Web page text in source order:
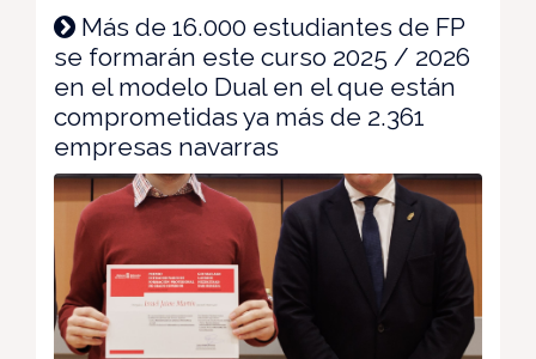
Más de 16.000 estudiantes de FP
se formarán este curso 2025 / 2026
en el modelo Dual en el que están
comprometidas ya más de 2.361
empresas navarras